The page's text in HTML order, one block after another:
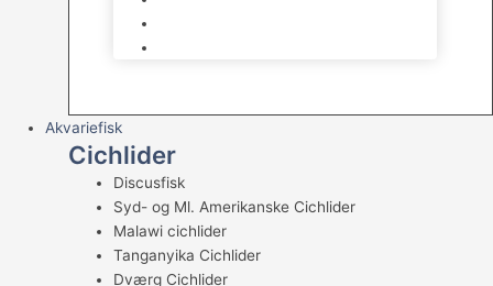
Akvariefisk
Cichlider
Discusfisk
Syd- og Ml. Amerikanske Cichlider
Malawi cichlider
Tanganyika Cichlider
Dværg Cichlider